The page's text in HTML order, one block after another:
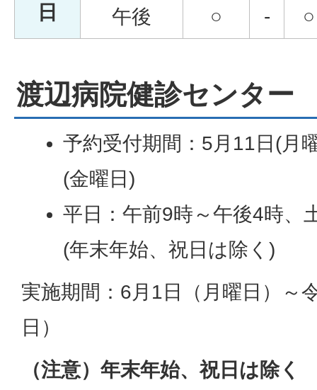
日
午後
○ - ○
渡辺病院健診センター
予約受付期間：5月11日(月
(金曜日)
平日：午前9時～午後4時、
(年末年始、祝日は除く)
実施期間：6月1日（月曜日）～
日）
（注意）年末年始、祝日は除く